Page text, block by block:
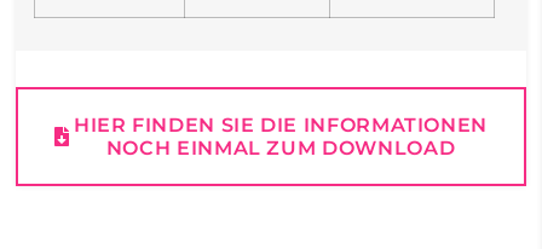
日本語
BASA JAWA
HIER FINDEN SIE DIE INFORMATIONEN
NOCH EINMAL ZUM DOWNLOAD